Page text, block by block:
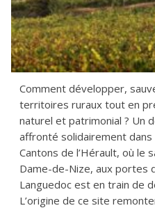
Comment développer,
territoires ruraux tout en
naturel et patrimonial ? Un
affronté solidairement
Cantons de l’Hérault, où le
Dame-de-Nize, aux portes
Languedoc est en train de
L’origine de ce site